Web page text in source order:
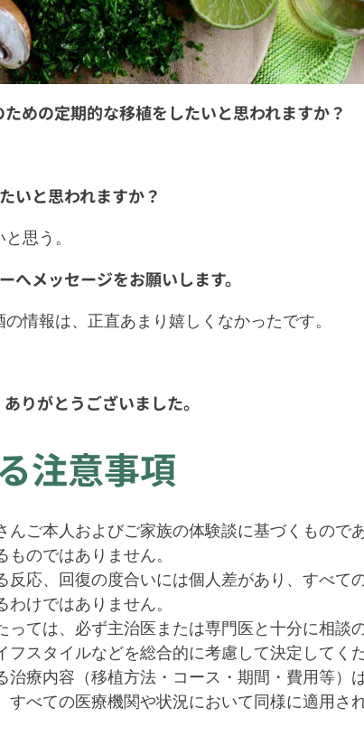
めの定期的な移植をしたいと思われますか？
いと思われますか？
思う。
メッセージをお願いします。
情報は、正直あまり嬉しくなかったです。
りがとうございました。
注意事項
んご本人およびご家族の体験談に基づくもので
のではありません。
反応、回復の度合いには個人差があり、すべて
けではありません。
ては、必ず主治医または専門医と十分に相談の
フスタイルなどを総合的に考慮して決定してくだ
治療内容（移植方法・コース・期間・費用等）
すべての医療機関や状況において同様に適用さ